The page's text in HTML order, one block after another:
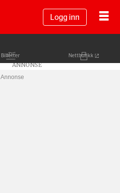
Logg inn
Billetter Nettbutikk
Annonse